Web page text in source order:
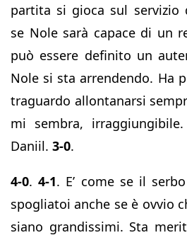
partita si gioca sul servizio
se Nole sarà capace di un
può essere definito un
Nole si sta arrendendo. Ha
traguardo allontanarsi
mi sembra,
Daniil. 3-0.
4-0.4-1. E’ come se il
spogliatoi anche se è ovvio
siano grandissimi. Sta